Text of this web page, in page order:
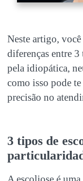
Neste artigo,
diferenças entre 3
pela idiopática,
como isso pode
precisão no
3 tipos de